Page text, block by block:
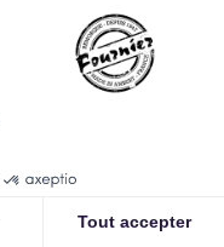
Tout accepter